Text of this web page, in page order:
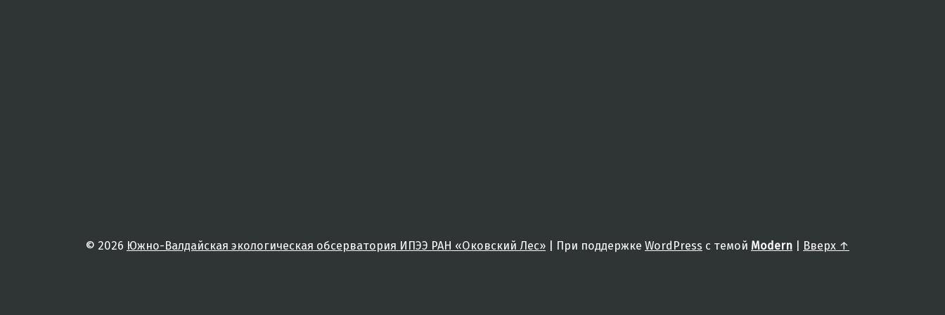
© 2026 Южно-Валдайская экологическая обсерватория ИПЭЭ РАН «Оковский Лес» При поддержке WordPress с темой Modern Вверх ↑